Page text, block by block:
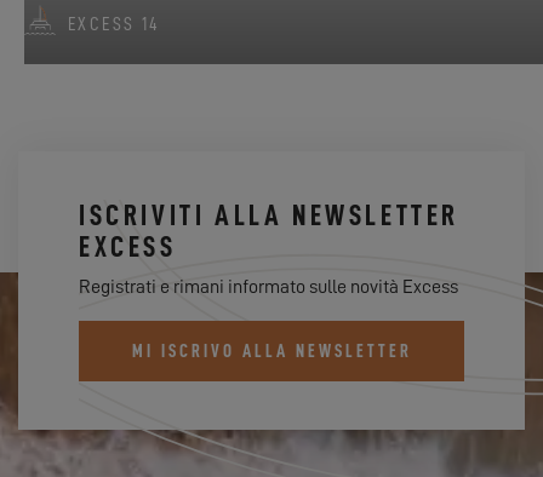
EXCESS 14
ISCRIVITI ALLA NEWSLETTER
EXCESS
Registrati e rimani informato sulle novità Excess
MI ISCRIVO ALLA NEWSLETTER